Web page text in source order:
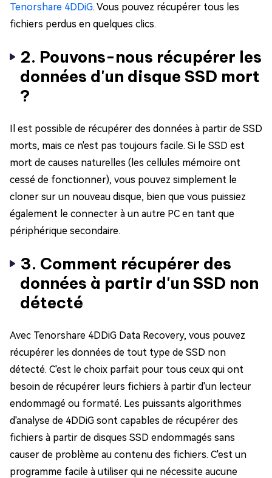
Tenorshare 4DDiG. Vous pouvez récupérer tous les
fichiers perdus en quelques clics.
2. Pouvons-nous récupérer les
données d'un disque SSD mort
?
Il est possible de récupérer des données à partir de SSD
morts, mais ce n'est pas toujours facile. Si le SSD est
mort de causes naturelles (les cellules mémoire ont
cessé de fonctionner), vous pouvez simplement le
cloner sur un nouveau disque, bien que vous puissiez
également le connecter à un autre PC en tant que
périphérique secondaire.
3. Comment récupérer des
données à partir d'un SSD non
détecté
Avec Tenorshare 4DDiG Data Recovery, vous pouvez
récupérer les données de tout type de SSD non
détecté. C'est le choix parfait pour tous ceux qui ont
besoin de récupérer leurs fichiers à partir d'un lecteur
endommagé ou formaté. Les puissants algorithmes
d'analyse de 4DDiG sont capables de récupérer des
fichiers à partir de disques SSD endommagés sans
causer de problème au contenu des fichiers. C'est un
programme facile à utiliser qui ne nécessite aucune